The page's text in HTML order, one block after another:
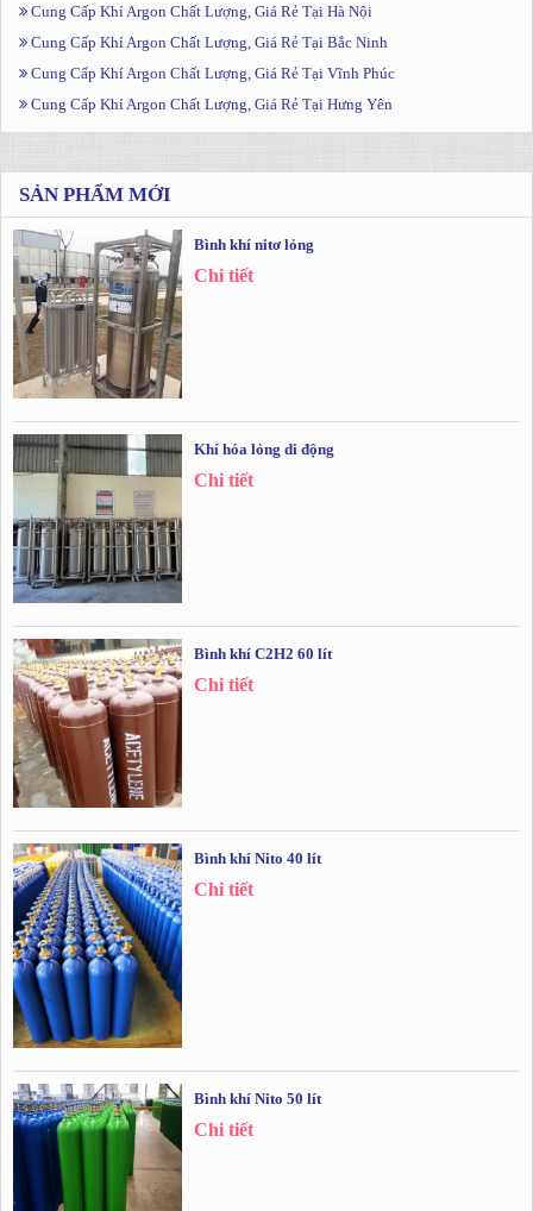
Cung Cấp Khí Argon Chất Lượng, Giá Rẻ Tại Hà Nội
Cung Cấp Khí Argon Chất Lượng, Giá Rẻ Tại Bắc Ninh
Cung Cấp Khí Argon Chất Lượng, Giá Rẻ Tại Vĩnh Phúc
Cung Cấp Khí Argon Chất Lượng, Giá Rẻ Tại Hưng Yên
SẢN PHẨM MỚI
Bình khí nitơ lỏng
Chi tiết
Khí hóa lỏng di động
Chi tiết
Bình khí C2H2 60 lít
Chi tiết
Bình khí Nito 40 lít
Chi tiết
Bình khí Nito 50 lít
Chi tiết